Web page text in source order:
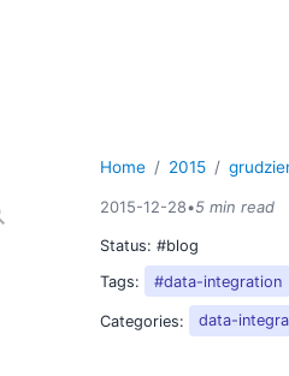
Home 2015
2015-12-28•5 min read
Status:#blog
Tags:
#data-integration
Categories: data-